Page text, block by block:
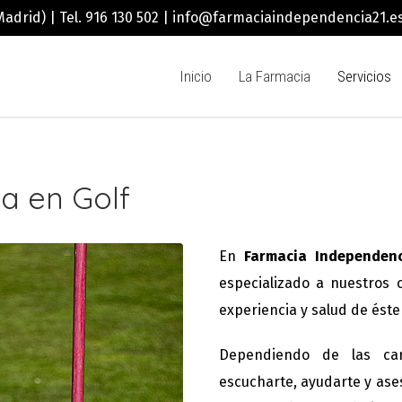
| Tel. 916 130 502 |
Inicio La Farmacia Servicios
en Golf
En Farmacia
especializado a
experiencia y salud de
Dependiendo de las
escucharte, ayudarte y